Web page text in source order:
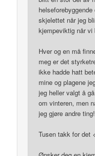
skjelettet når jeg
kjempeviktig når vi
Hver og en må
meg er det
ikke hadde hatt
mine og plagene
jeg heller valgt å
om vinteren, men
jeg gjøre andre ting!
Tusen takk for det